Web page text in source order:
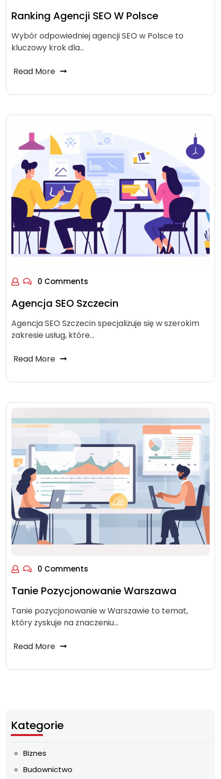
Ranking Agencji SEO W Polsce
Wybór odpowiedniej agencji SEO w Polsce to
kluczowy krok dla…
Read More
0 Comments
Agencja SEO Szczecin
Agencja SEO Szczecin specjalizuje się w szerokim
zakresie usług, które…
Read More
0 Comments
Tanie Pozycjonowanie Warszawa
Tanie pozycjonowanie w Warszawie to temat,
który zyskuje na znaczeniu…
Read More
Kategorie
Biznes
Budownictwo